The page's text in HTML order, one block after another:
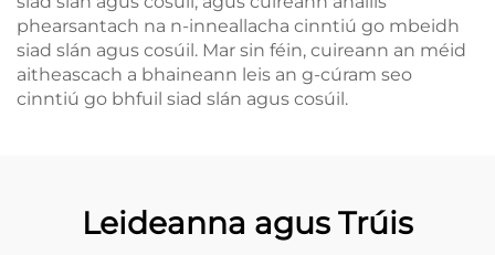
phearsantach na n-inneallacha cinntiú go mbeidh
siad slán agus cosúil. Mar sin féin, cuireann an méid
aitheascach a bhaineann leis an g-cúram seo
cinntiú go bhfuil siad slán agus cosúil.
Leideanna agus Trúis